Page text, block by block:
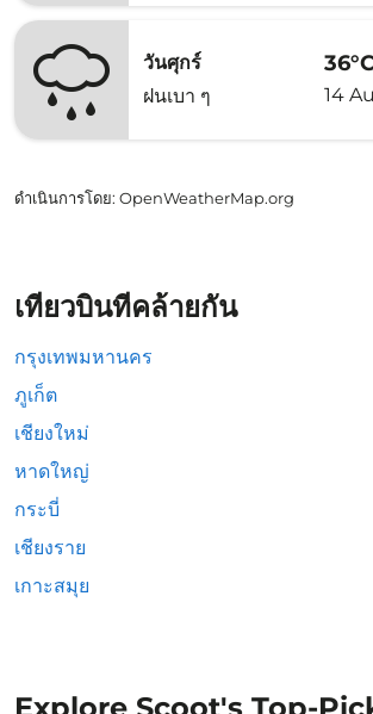
วันศุกร์
ฝนเบา ๆ
14
ดำเนินการโดย: OpenWeatherMap.org
เที่ยวบินที่คล้ายกัน
กรุงเทพมหานคร
ภูเก็ต
เชียงใหม่
หาดใหญ่
กระบี่
เชียงราย
เกาะสมุย